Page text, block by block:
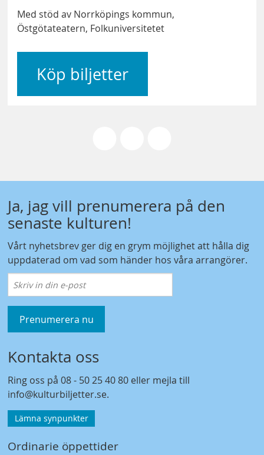
Med stöd av Norrköpings kommun,
Östgötateatern, Folkuniversitetet
Köp biljetter
Ja, jag vill prenumerera på den
senaste kulturen!
Vårt nyhetsbrev ger dig en grym möjlighet att hålla dig
uppdaterad om vad som händer hos våra arrangörer.
Prenumerera nu
Kontakta oss
Ring oss på08 - 50 25 40 80 eller mejla till
info@kulturbiljetter.se.
Lämna synpunkter
Ordinarie öppettider